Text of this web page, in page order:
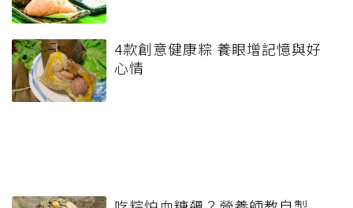
4款創意健康粽 養眼增記憶與好
心情